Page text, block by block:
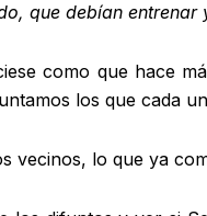
que debían
como que hace
los que cada
vecinos, lo que ya